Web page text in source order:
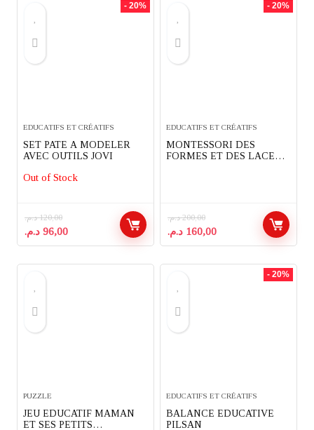
- 20%
EDUCATIFS ET CRÉATIFS
SET PATE A MODELER
AVEC OUTILS JOVI
Out of Stock
120,00 د.م.
Le
prix
96,00 د.م.
Le
prix
- 20%
EDUCATIFS ET CRÉATIFS
MONTESSORI DES
FORMES ET DES LACETS
200,00 د.م.
Le
prix
160,00 د.م.
Le
prix
PUZZLE
JEU EDUCATIF MAMAN
ET SES PETITS
- 20%
EDUCATIFS ET CRÉATIFS
BALANCE EDUCATIVE
PILSAN